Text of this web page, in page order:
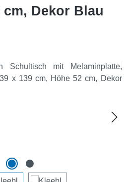
cm, Dekor Blau